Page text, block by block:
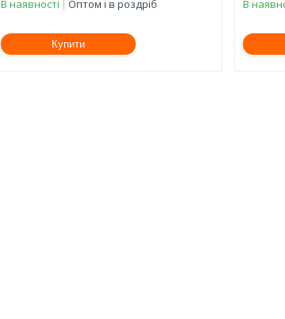
В наявності Оптом і в роздріб
Купити
В